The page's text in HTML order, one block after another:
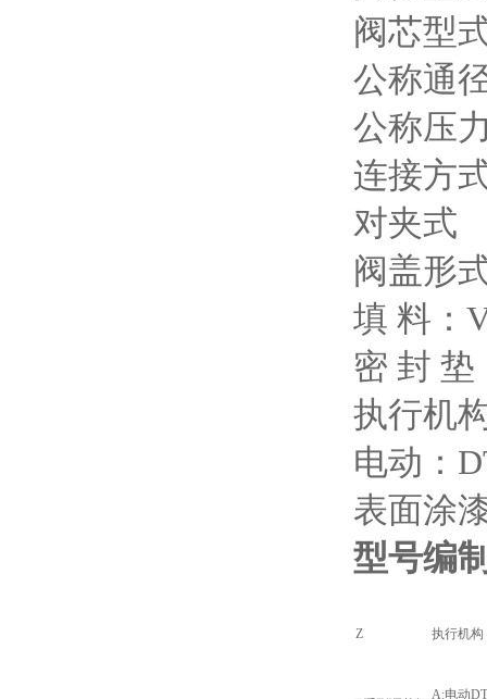
阀芯型
公称通
公称压
连接方
对夹式
阀盖形
填 料：
密 封 垫
执行机
电动：
表面涂
型号编
Z 执行机构
A:电动